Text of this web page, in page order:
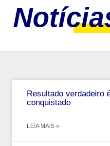
Resultado verdadeiro
conquistado
LEIA MAIS »